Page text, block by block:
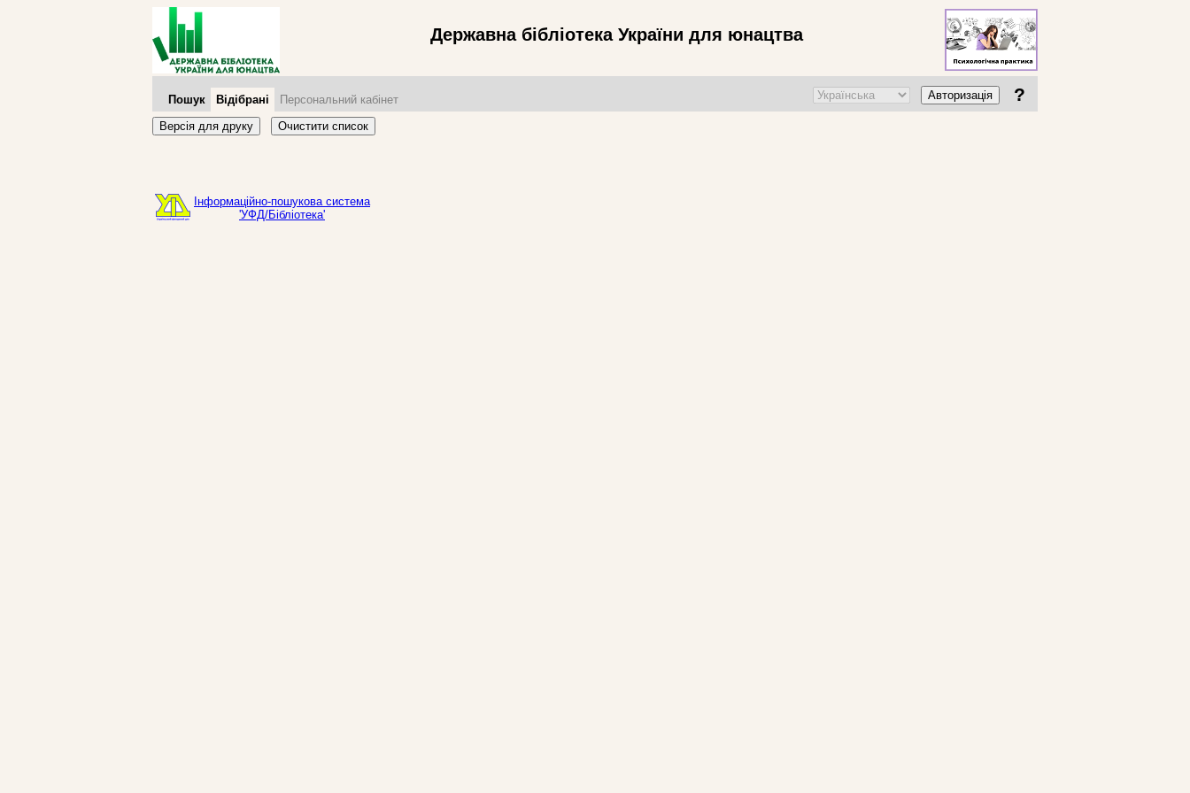
Державна бібліотека України для юнацтва
Пошук Відібрані Персональний кабінет Авторизація ?
Версія для друку Очистити список
Інформаційно-пошукова система
'УФД/Бібліотека'